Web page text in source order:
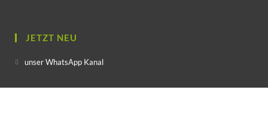
JETZT NEU
unser WhatsApp Kanal